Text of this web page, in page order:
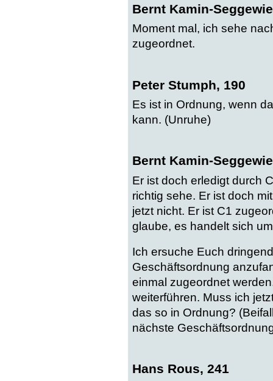
Bernt Kamin-
Moment mal, ich sehe
zugeordnet.
Peter Stumph, 190
Es ist in Ordnung, wenn
kann. (Unruhe)
Bernt Kamin-
Er ist doch erledigt durch
richtig sehe. Er ist doch
jetzt nicht. Er ist C1
glaube, es handelt sich
Ich ersuche Euch
Geschäftsordnung
einmal zugeordnet
weiterführen. Muss ich
das so in Ordnung?
nächste
Hans Rous, 241